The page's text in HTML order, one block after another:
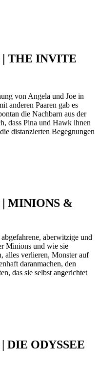
| THE INVITE
von Angela und Joe in
anderen Paaren gab es
die Nachbarn aus der
dass Pina und Hawk ihnen
distanzierten Begegnungen
| MINIONS &
aberwitzige und
Minions und wie sie
alles verlieren, Monster auf
daranmachen, den
das sie selbst angerichtet
| DIE ODYSSEE